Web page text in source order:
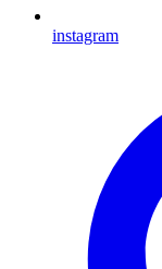
instagram